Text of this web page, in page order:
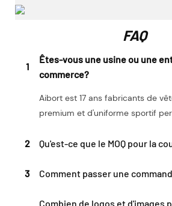
FAQ
1
Êtes-vous une usine ou une
commerce?
Aibort est 17 ans fabricants de
premium et d'uniforme sportif
2 Qu'est-ce que le MOQ pour la
3 Comment passer une
Combien de logos et d'images